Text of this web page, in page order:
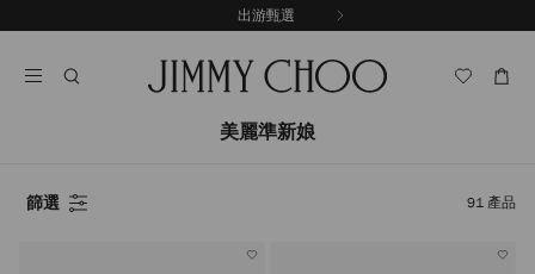
至
出游甄選
美麗準新娘
篩選 91 產品